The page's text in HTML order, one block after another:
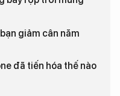
2368737/hau-het-
kết nối WiFi